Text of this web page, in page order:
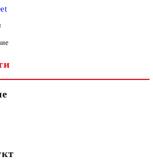
на работния ден.